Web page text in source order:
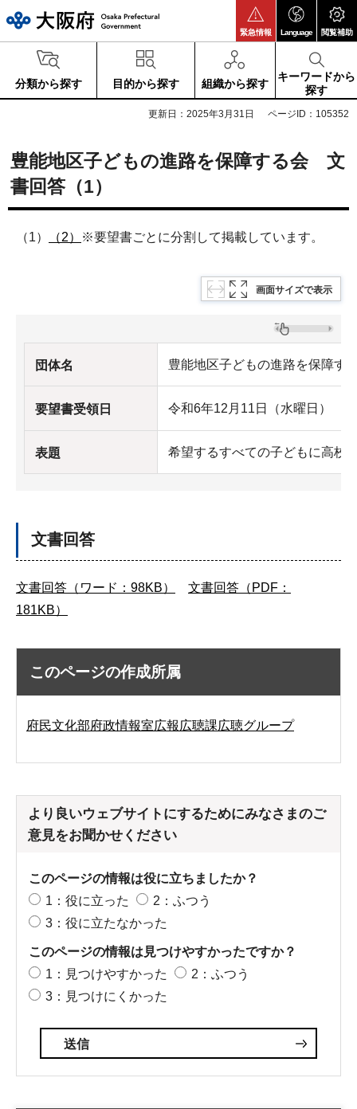
緊急情報 Language 閲覧補助
分類から探す 目的から探す 組織から探す
キーワードから
探す
更新日：2025年3月31日 ページID：105352
豊能地区子どもの進路を保障する会 文
書回答（1）
（1） （2） ※要望書ごとに分割して掲載しています。
画面サイズで表示
団体名 豊能地区子どもの進路を保障す
要望書受領日 令和6年12月11日（水曜日）
表題 希望するすべての子どもに高校
文書回答
文書回答（ワード：98KB）
文書回答（PDF：
181KB）
このページの作成所属
府民文化部府政情報室広報広聴課広聴グループ
より良いウェブサイトにするためにみなさまのご
意見をお聞かせください
このページの情報は役に立ちましたか？
1：役に立った
2：ふつう
3：役に立たなかった
このページの情報は見つけやすかったですか？
1：見つけやすかった
2：ふつう
3：見つけにくかった